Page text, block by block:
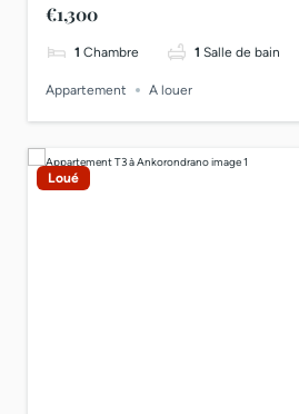
€1,300
1 Chambre 1 Salle de bain
Appartement A louer
Loué